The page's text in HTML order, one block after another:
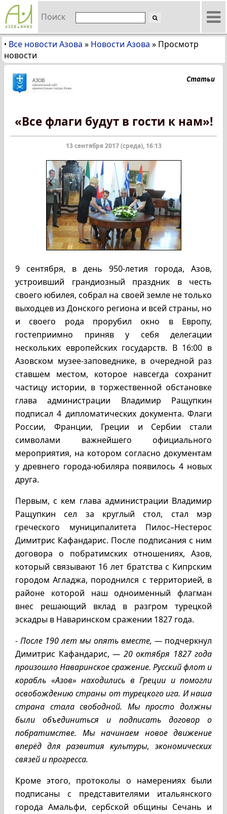
Поиск
• Все новости Азова » Новости Азова » Просмотр
новости
Статьи
«Все флаги будут в гости к нам»!
13 сентября 2017 (среда), 16:13
9 сентября, в день 950-летия города, Азов,
устроивший грандиозный праздник в честь
своего юбилея, собрал на своей земле не только
выходцев из Донского региона и всей страны, но
и своего рода прорубил окно в Европу,
гостеприимно приняв у себя делегации
нескольких европейских государств. В 16:00 в
Азовском музее-заповеднике, в очередной раз
ставшем местом, которое навсегда сохранит
частицу истории, в торжественной обстановке
глава администрации Владимир Ращупкин
подписал 4 дипломатических документа. Флаги
России, Франции, Греции и Сербии стали
символами важнейшего официального
мероприятия, на котором согласно документам
у древнего города-юбиляра появилось 4 новых
друга.
Первым, с кем глава администрации Владимир
Ращупкин сел за круглый стол, стал мэр
греческого муниципалитета Пилос–Нестерос
Димитрис Кафандарис. После подписания с ним
договора о побратимских отношениях, Азов,
который связывают 16 лет братства с Кипрским
городом Агладжа, породнился с территорией, в
районе которой наш одноименный флагман
внес решающий вклад в разгром турецкой
эскадры в Наваринском сражении 1827 года.
- После 190 лет мы опять вместе, — подчеркнул
Димитрис Кафандарис, — 20 октября 1827 года
произошло Наваринское сражение. Русский флот и
корабль «Азов» находились в Греции и помогли
освобождению страны от турецкого ига. И наша
страна стала свободной. Мы просто должны
были объединиться и подписать договор о
побратимстве. Мы начинаем новое движение
вперёд для развития культуры, экономических
связей и прогресса.
Кроме этого, протоколы о намерениях были
подписаны с представителями итальянского
города Амальфи, сербской общины Сечань и